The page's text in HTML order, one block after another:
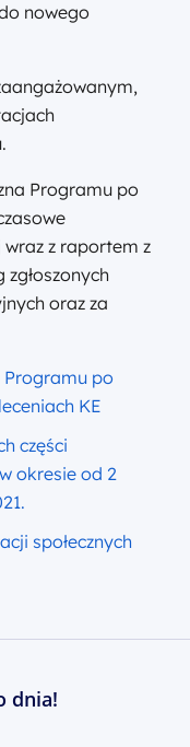
nowego
Programu po
z raportem z
oraz za
Programu po
KE
części
okresie od 2
społecznych
dnia!